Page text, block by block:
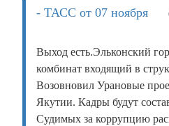
- ТАСС от 07 ноября
Выход есть.Эльконский
комбинат входящий в
Возовновил Урановые
Якутии. Кадры будут
Судимых за коррупцию